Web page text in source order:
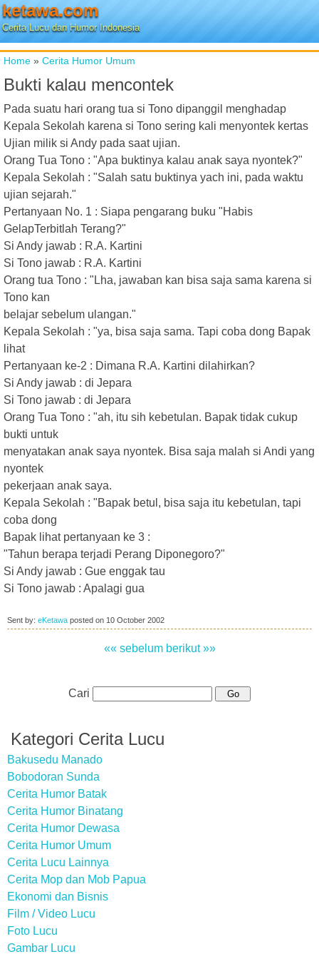
ketawa.com
Cerita Lucu dan Humor Indonesia
Home » Cerita Humor Umum
Bukti kalau mencontek
Pada suatu hari orang tua si Tono dipanggil menghadap
Kepala Sekolah karena si Tono sering kali menyontek kertas
Ujian milik si Andy pada saat ujian.
Orang Tua Tono : "Apa buktinya kalau anak saya nyontek?"
Kepala Sekolah : "Salah satu buktinya yach ini, pada waktu
ujian sejarah."
Pertanyaan No. 1 : Siapa pengarang buku "Habis
GelapTerbitlah Terang?"
Si Andy jawab : R.A. Kartini
Si Tono jawab : R.A. Kartini
Orang tua Tono : "Lha, jawaban kan bisa saja sama karena si
Tono kan
belajar sebelum ulangan."
Kepala Sekolah : "ya, bisa saja sama. Tapi coba dong Bapak
lihat
Pertanyaan ke-2 : Dimana R.A. Kartini dilahirkan?
Si Andy jawab : di Jepara
Si Tono jawab : di Jepara
Orang Tua Tono : "ah, itu sih kebetulan. Bapak tidak cukup
bukti untuk
menyatakan anak saya nyontek. Bisa saja malah si Andi yang
nyontek
pekerjaan anak saya.
Kepala Sekolah : "Bapak betul, bisa saja itu kebetulan, tapi
coba dong
Bapak lihat pertanyaan ke 3 :
"Tahun berapa terjadi Perang Diponegoro?"
Si Andy jawab : Gue enggak tau
Si Tono jawab : Apalagi gua
Sent by: eKetawa posted on 10 October 2002
«« sebelum berikut »»
Cari
Kategori Cerita Lucu
Bakusedu Manado
Bobodoran Sunda
Cerita Humor Batak
Cerita Humor Binatang
Cerita Humor Dewasa
Cerita Humor Umum
Cerita Lucu Lainnya
Cerita Mop dan Mob Papua
Ekonomi dan Bisnis
Film / Video Lucu
Foto Lucu
Gambar Lucu